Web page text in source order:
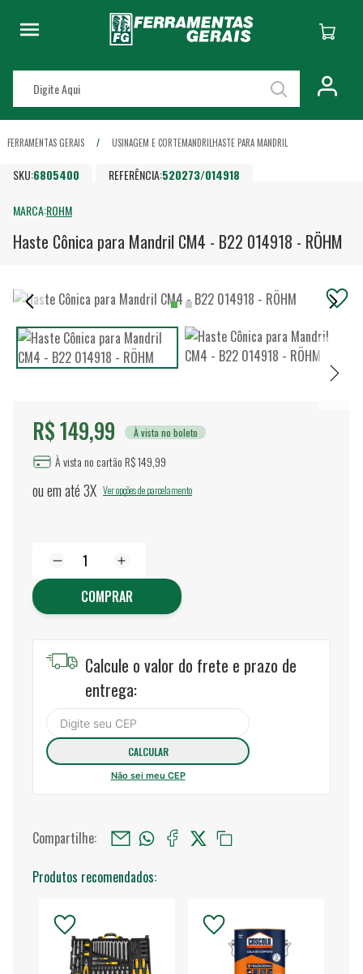
FERRAMENTAS GERAIS USINAGEM E CORTEMANDRILHASTE PARA MANDRIL
SKU:6805400 REFERÊNCIA:520273/014918
MARCA:ROHM
Haste Cônica para Mandril CM4 - B22 014918 - RÖHM
R$ 149,99 À vista no boleto
À vista no cartão R$ 149,99
ou em até3X Ver opções de parcelamento
COMPRAR
Calcule o valor do frete e prazo de
entrega:
Não sei meu CEP
Compartilhe:
Produtos recomendados: